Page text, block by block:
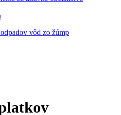
vôd zo žúmp